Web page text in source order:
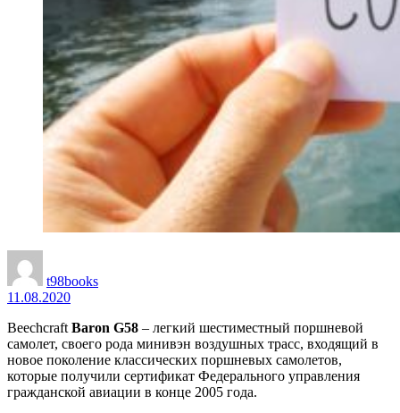
t98books
11.08.2020
Beechcraft Baron G58 – легкий шестиместный поршневой
самолет, своего рода минивэн воздушных трасс, входящий в
новое поколение классических поршневых самолетов,
которые получили сертификат Федерального управления
гражданской авиации в конце 2005 года.